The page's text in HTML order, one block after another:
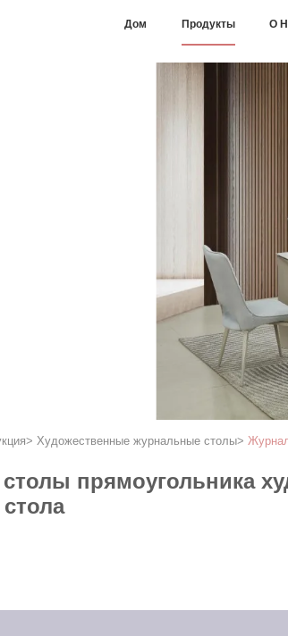
Дом Продукты О
> Художественные журнальные столы>
прямоугольника